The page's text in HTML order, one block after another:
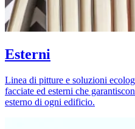
Esterni
Linea di pitture e soluzioni
facciate ed esterni che
esterno di ogni edificio.